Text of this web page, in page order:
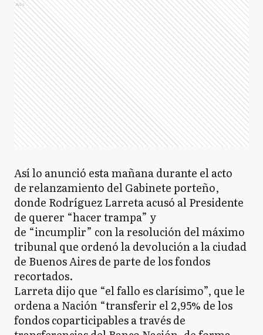
Ads
Así lo anunció esta mañana durante el acto
de relanzamiento del Gabinete porteño,
donde Rodríguez Larreta acusó al Presidente
de querer “hacer trampa” y
de “incumplir” con la resolución del máximo
tribunal que ordenó la devolución a la ciudad
de Buenos Aires de parte de los fondos
recortados.
Larreta dijo que “el fallo es clarísimo”, que le
ordena a Nación “transferir el 2,95% de los
fondos coparticipables a través de